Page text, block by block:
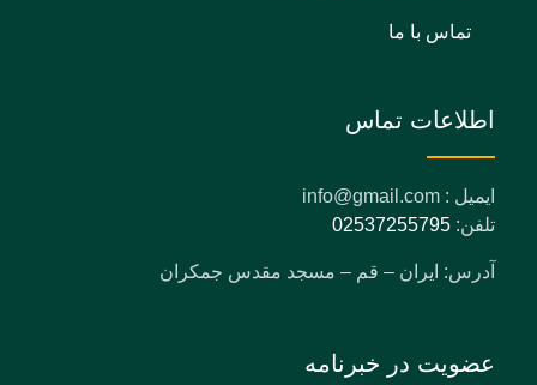
تماس با ما
اطلاعات تماس
ایمیل : info@gmail.com
تلفن: 02537255795
آدرس: ایران – قم – مسجد مقدس جمکران
عضویت در خبرنامه